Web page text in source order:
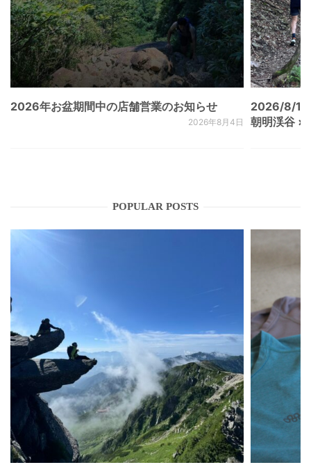
2026年お盆期間中の店舗営業のお知らせ
2026年8月4日
2026/8/
朝明渓谷 ×
POPULAR POSTS